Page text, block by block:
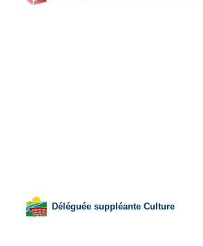
Déléguée suppléante Culture